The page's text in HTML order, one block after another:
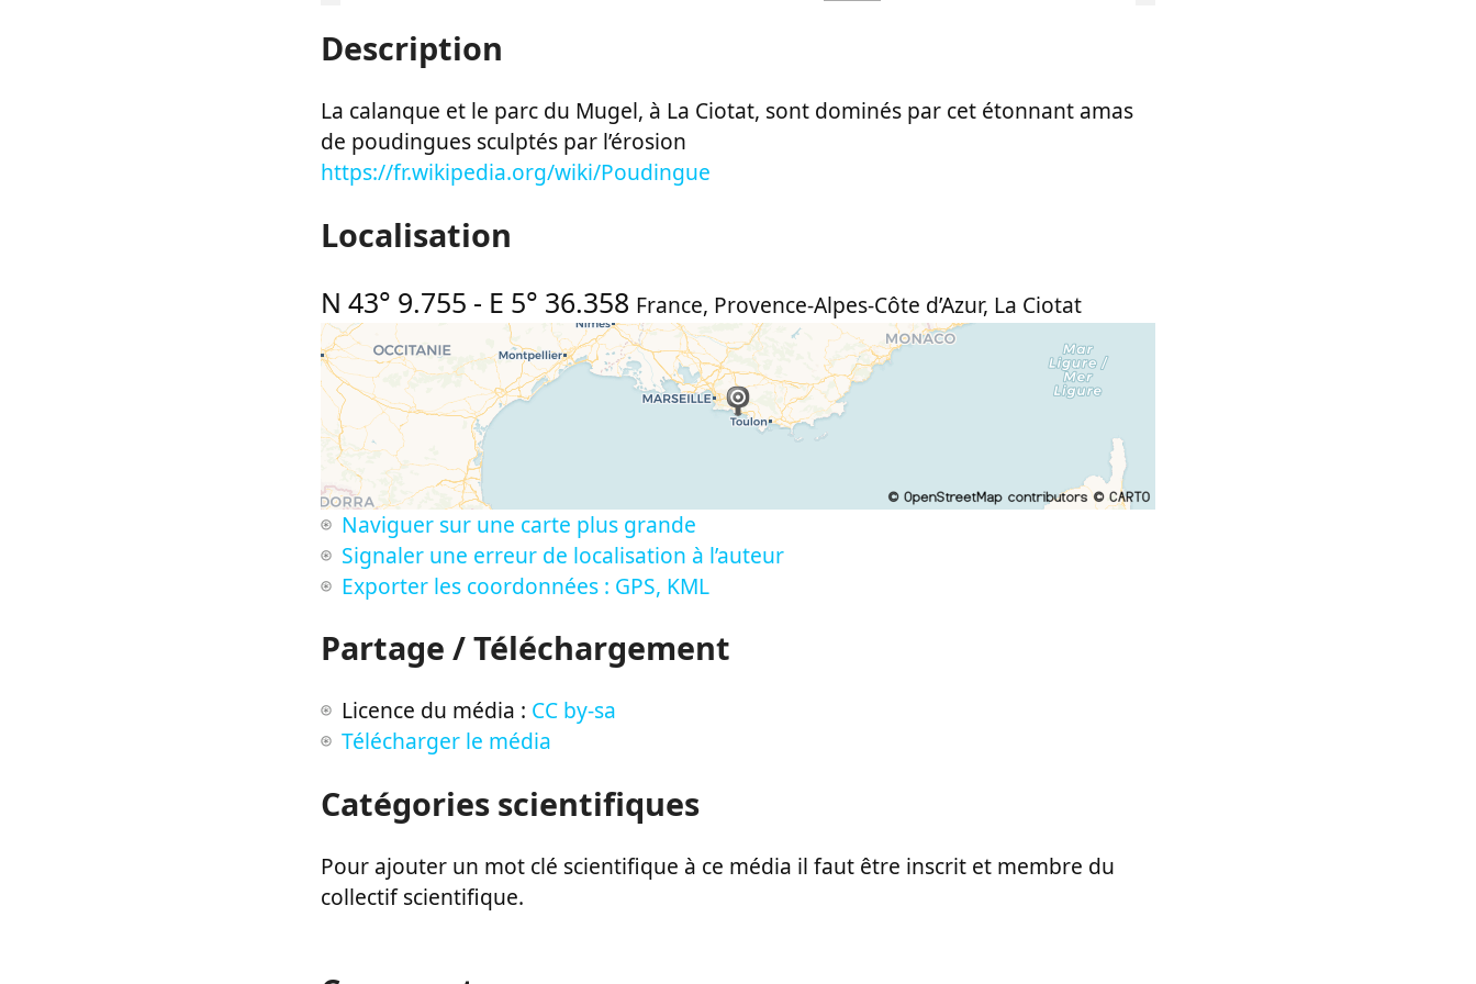
Description
La calanque et le parc du Mugel, à La Ciotat, sont dominés par cet étonnant amas
de poudingues sculptés par l’érosion
https://fr.wikipedia.org/wiki/Poudingue
Localisation
N 43° 9.755 - E 5° 36.358 France, Provence-Alpes-Côte d’Azur, La Ciotat
Naviguer sur une carte plus grande
Signaler une erreur de localisation à l’auteur
Exporter les coordonnées : GPS, KML
Partage / Téléchargement
Licence du média : CC by-sa
Télécharger le média
Catégories scientifiques
Pour ajouter un mot clé scientifique à ce média il faut être inscrit et membre du
collectif scientifique.